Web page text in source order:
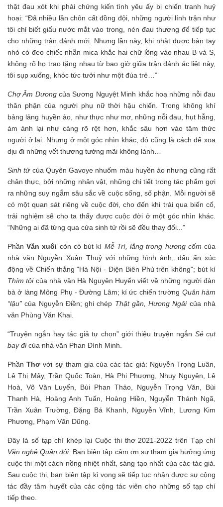
thật đau xót khi phải chứng kiến tình yêu ấy bị chiến tranh huỷ
hoại: “Đã nhiều lần chôn cất đồng đội, những người lính trận như
tôi chỉ biết giấu nước mắt vào trong, nén đau thương để tiếp tục
cho những trận đánh mới. Nhưng lần này, khi nhặt được bàn tay
nhỏ có đeo chiếc nhẫn mica khắc hai chữ lồng vào nhau B và S,
không rõ họ trao tặng nhau từ bao giờ giữa trận đánh ác liệt này,
tôi sụp xuống, khóc tức tưởi như một đúa trẻ…”
Chợ Âm Dươngcủa Sương Nguyệt Minh khắc hoạ những nỗi đau
thân phận của người phụ nữ thời hậu chiến. Trong không khí
bảng lảng huyền ảo, như thực như mơ, những nỗi đau, hụt hẫng,
ám ảnh lại như càng rõ rệt hơn, khắc sâu hơn vào tâm thức
người ở lại. Nhưng ở một góc nhìn khác, đó cũng là cách để xoa
dịu đi những vết thương tưởng mãi không lành…
Sinh tửcủa Quyên Gavoye nhuốm màu huyền ảo nhưng cũng rất
chân thực, bởi những nhân vật, những chi tiết trong tác phẩm gợi
ra những suy ngẫm sâu sắc về cuộc sống, số phận. Mỗi người sẽ
có một quan sát riêng về cuộc đời, cho đến khi trải qua biến cố,
trải nghiệm sẽ cho ta thấy được cuộc đời ở một góc nhìn khác.
“Những ai đã từng qua cửa sinh tử rồi sẽ đều thay đổi...”
PhầnVăn xuôi còn có bút kí Mễ Trì, lắng trong hương cốm của
nhà văn Nguyễn Xuân Thuỷ với những hình ảnh, dấu ấn xúc
động về Chiến thắng "Hà Nội - Điện Biên Phủ trên không"; bút kí
Thím tôi của nhà văn Hà Nguyên Huyến viết về những người đàn
bà ở làng Mông Phụ - Đường Lâm; kí ức chiến trường Quân hàm
“lậu” của Nguyễn Điền; ghi chép Thật gần, Hương Ngảicủa nhà
văn Phùng Văn Khai.
“Truyện ngắn hay tác giả tự chọn” giới thiệu truyện ngắn Sẻ cụt
bay đicủa nhà văn Phan Đình Minh.
PhầnThơvới sự tham gia của các tác giả: Nguyễn Trọng Luân,
Lê Thị Mây, Trần Quốc Toàn, Hà Phi Phượng, Nhuỵ Nguyên, Lê
Hoà, Võ Văn Luyến, Bùi Phan Thảo, Nguyễn Trọng Văn, Bùi
Thanh Hà, Hoàng Anh Tuấn, Hoàng Hiền, Nguyễn Thánh Ngã,
Trần Xuân Trường, Đặng Bá Khanh, Nguyễn Vĩnh, Lương Kim
Phương, Phạm Văn Dũng.
Đây là số tạp chí khép lại Cuộc thi thơ 2021-2022 trên Tạp chí
Văn nghệ Quân đội. Ban biên tập cảm ơn sự tham gia hưởng ứng
cuộc thi một cách nồng nhiệt nhất, sáng tạo nhất của các tác giả.
Sau cuộc thi, ban biên tập kì vọng sẽ tiếp tục nhận được sự cộng
tác đầy tâm huyết của các cộng tác viên cho những số tạp chí
tiếp theo.